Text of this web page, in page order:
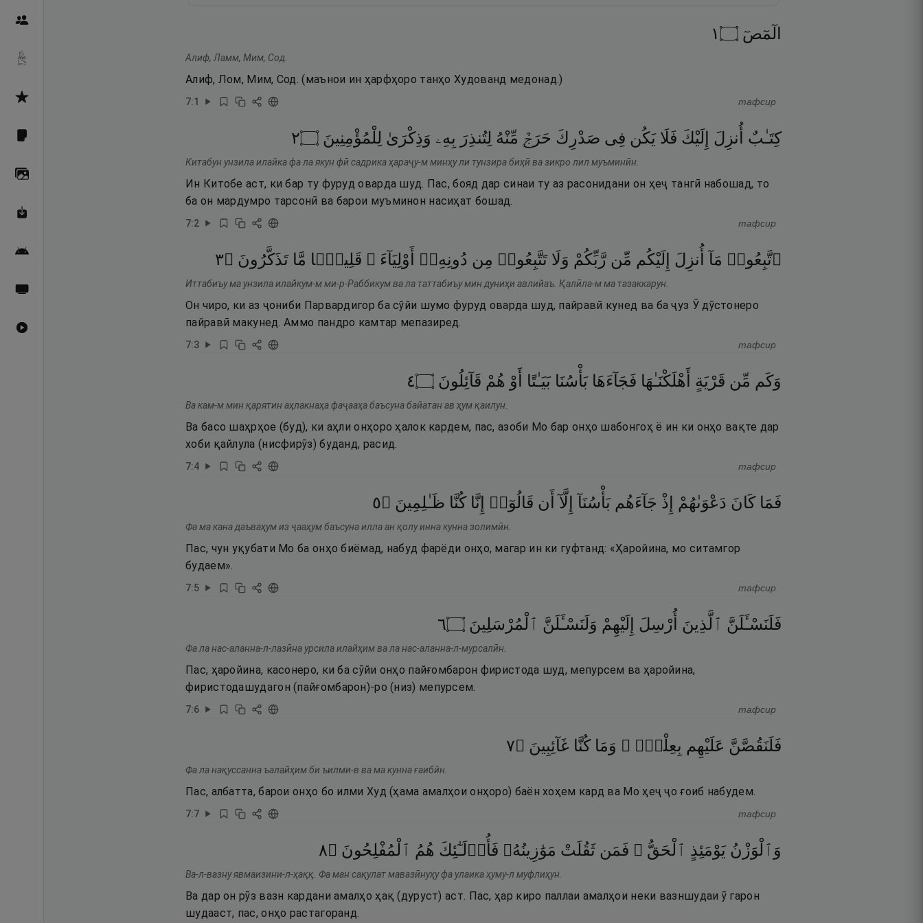
الٓمٓصٓ ۝١
Алиф, Ламм, Мим, Сод.
Алиф, Лом, Мим, Сод. (маънои ин ҳарфҳоро танҳо Худованд медонад.)
7:1 тафсир
كِتَـٰبٌ أُنزِلَ إِلَيْكَ فَلَا يَكُن فِى صَدْرِكَ حَرَجٌۭ مِّنْهُ لِتُنذِرَ بِهِۦ وَذِكْرَىٰ لِلْمُؤْمِنِينَ ۝٢
Китабун унзила илайка фа ла якун фӣ садрика ҳараҷу-м минҳу ли тунзира биҳӣ ва зикро лил муъминӣн.
Ин Китобе аст, ки бар ту фуруд оварда шуд. Пас, бояд дар синаи ту аз расонидани он ҳеҷ тангӣ набошад, то
ба он мардумро тарсонӣ ва барои муъминон насиҳат бошад.
7:2 тафсир
ٱتَّبِعُوا۟ مَآ أُنزِلَ إِلَيْكُم مِّن رَّبِّكُمْ وَلَا تَتَّبِعُوا۟ مِن دُونِهِۦٓ أَوْلِيَآءَ ۗ قَلِيلًۭا مَّا تَذَكَّرُونَ ۝٣
Иттабиъу ма унзила илайкум-м ми-р-Раббикум ва ла таттабиъу мин дуниҳи авлийаъ. Қалӣла-м ма тазаккарун.
Он чиро, ки аз ҷониби Парвардигор ба сӯйи шумо фуруд оварда шуд, пайравӣ кунед ва ба ҷуз Ӯ дӯстонеро
пайравӣ макунед. Аммо пандро камтар мепазиред.
7:3 тафсир
وَكَم مِّن قَرْيَةٍ أَهْلَكْنَـٰهَا فَجَآءَهَا بَأْسُنَا بَيَـٰتًا أَوْ هُمْ قَآئِلُونَ ۝٤
Ва кам-м мин қарятин аҳлакнаҳа фаҷааҳа баъсуна байатан ав ҳум қаилун.
Ва басо шаҳрҳое (буд), ки аҳли онҳоро ҳалок кардем, пас, азоби Мо бар онҳо шабонгоҳ ё ин ки онҳо вақте дар
хоби қайлула (нисфирӯз) буданд, расид.
7:4 тафсир
فَمَا كَانَ دَعْوَىٰهُمْ إِذْ جَآءَهُم بَأْسُنَآ إِلَّآ أَن قَالُوٓا۟ إِنَّا كُنَّا ظَـٰلِمِينَ ۝٥
Фа ма кана даъваҳум из ҷааҳум баъсуна илла ан қолу инна кунна золимӣн.
Пас, чун уқубати Мо ба онҳо биёмад, набуд фарёди онҳо, магар ин ки гуфтанд: «Ҳаройина, мо ситамгор
будаем».
7:5 тафсир
فَلَنَسْـَٔلَنَّ ٱلَّذِينَ أُرْسِلَ إِلَيْهِمْ وَلَنَسْـَٔلَنَّ ٱلْمُرْسَلِينَ ۝٦
Фа ла нас-аланна-л-лазӣна урсила илайҳим ва ла нас-аланна-л-мурсалӣн.
Пас, ҳаройина, касонеро, ки ба сӯйи онҳо пайғомбарон фиристода шуд, мепурсем ва ҳаройина,
фиристодашудагон (пайғомбарон)-ро (низ) мепурсем.
7:6 тафсир
فَلَنَقُصَّنَّ عَلَيْهِم بِعِلْمٍۢ ۖ وَمَا كُنَّا غَآئِبِينَ ۝٧
Фа ла нақуссанна ъалайҳим би ъилми-в ва ма кунна ғаибӣн.
Пас, албатта, барои онҳо бо илми Худ (ҳама амалҳои онҳоро) баён хоҳем кард ва Мо ҳеҷ ҷо ғоиб набудем.
7:7 тафсир
وَٱلْوَزْنُ يَوْمَئِذٍ ٱلْحَقُّ ۚ فَمَن ثَقُلَتْ مَوَٰزِينُهُۥ فَأُو۟لَـٰٓئِكَ هُمُ ٱلْمُفْلِحُونَ ۝٨
Ва-л-вазну явмаизини-л-ҳаққ. Фа ман сақулат мавазӣнуҳу фа улаика ҳуму-л муфлиҳун.
Ва дар он рӯз вазн кардани амалҳо ҳақ (дуруст) аст. Пас, ҳар киро паллаи амалҳои неки вазншудаи ӯ гарон
шудааст, пас, онҳо растагоранд.